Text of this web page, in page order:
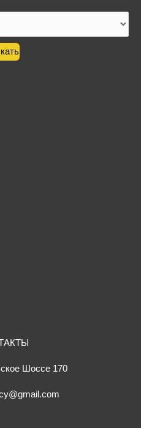
Шоссе 170